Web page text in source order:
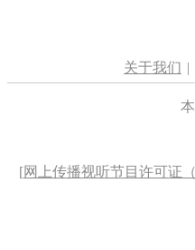
关于我们 |
[网上传播视听节目许可证（